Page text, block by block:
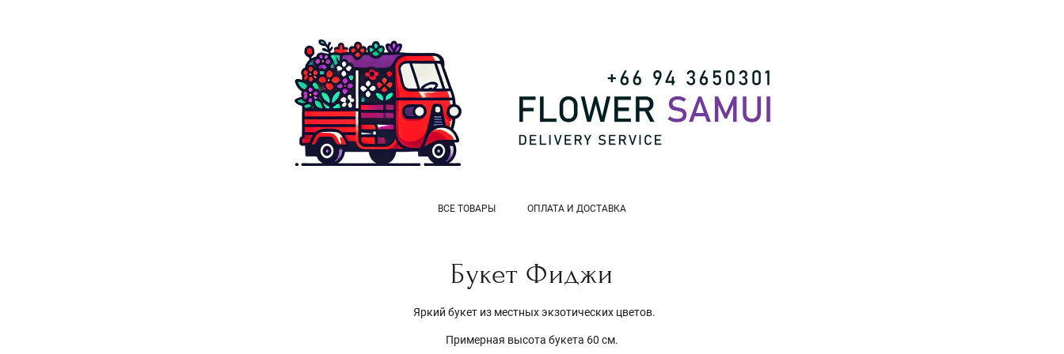
ВСЕ ТОВАРЫ ОПЛАТА И ДОСТАВКА
Букет Фиджи
Яркий букет из местных экзотических цветов.
Примерная высота букета 60 см.